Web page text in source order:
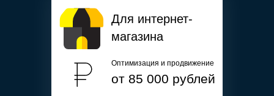
Для интернет-
магазина
от 85 000 рублей
Оптимизация и продвижение